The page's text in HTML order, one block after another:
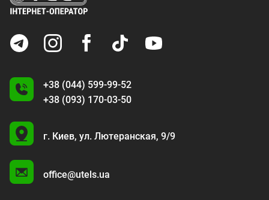
+38 (044) 599-99-52
+38 (093) 170-03-50
U
г. Киев, ул. Лютеранская, 9/9
office@utels.ua